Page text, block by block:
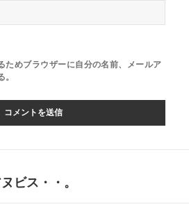
ためブラウザーに自分の名前、メールア
ビス・・。